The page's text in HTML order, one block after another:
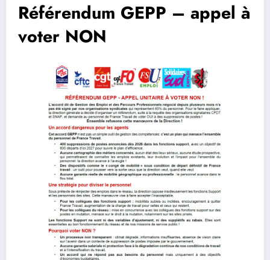
Référendum GEPP – appel à
voter NON